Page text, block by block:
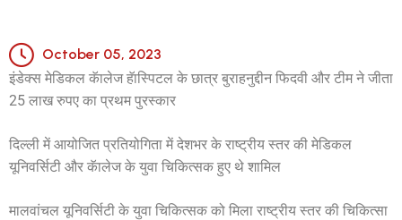
October 05, 2023
इंडेक्स मेडिकल कॅालेज हॅास्पिटल के छात्र बुराहनुद्दीन फिदवी और टीम ने जीता
25 लाख रुपए का प्रथम पुरस्कार
दिल्ली में आयोजित प्रतियोगिता में देशभर के राष्ट्रीय स्तर की मेडिकल
यूनिवर्सिटी और कॅालेज के युवा चिकित्सक हुए थे शामिल
मालवांचल यूनिवर्सिटी के युवा चिकित्सक को मिला राष्ट्रीय स्तर की चिकित्सा